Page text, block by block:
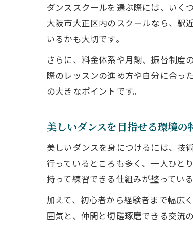
ダンススクールを選ぶ際には、いく
大阪市大正区内のスクールなら、駅
いるかも大切です。
さらに、料金体系や月謝、振替制度
際のレッスンの進め方や自分に合っ
の大きなポイントです。
美しいダンスを目指せる環境の
美しいダンスを身につけるには、技
行っているところも多く、一人ひと
持って練習できる仕組みが整ってい
加えて、初心者から経験者まで幅広
囲気と、仲間と切磋琢磨できる交流